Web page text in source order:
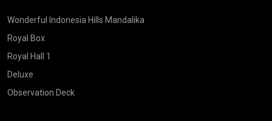
Wonderful Indonesia Hills Mandalika
Royal Box
Royal Hall 1
Deluxe
Observation Deck